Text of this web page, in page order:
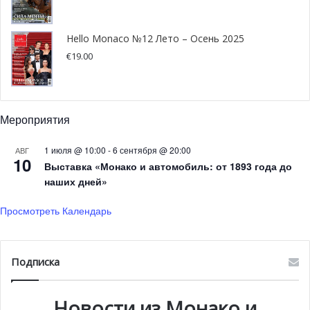
Hello Monaco №12 Лето – Осень 2025
€19.00
Мероприятия
АВГ
10
1 июля @ 10:00 -6 сентября @ 20:00
Выставка «Монако и автомобиль: от 1893 года до
наших дней»
Просмотреть Календарь
Подписка